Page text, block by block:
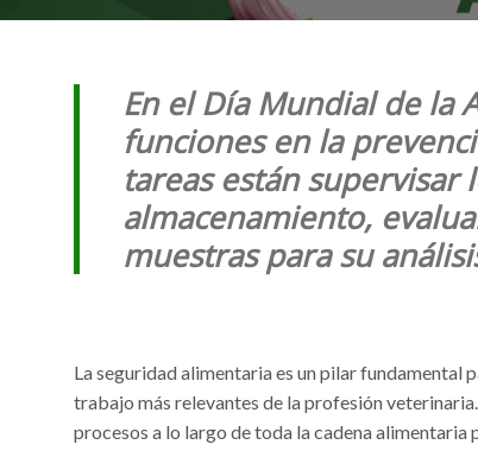
En el Día Mundial de la
funciones en la
tareas están supervisar
almacenamiento,
muestras para su
La seguridad alimentaria es un pilar fundamental
trabajo más relevantes de la profesión
procesos a lo largo de toda la cadena alimentaria